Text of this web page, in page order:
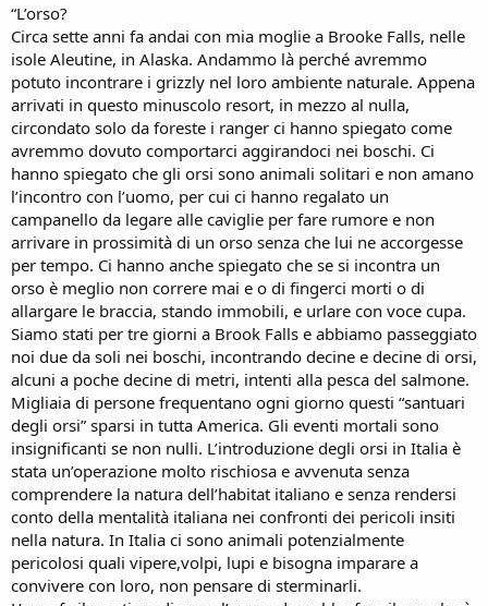
“L’orso?
Circa sette anni fa andai con mia moglie a Brooke Falls, nelle
isole Aleutine, in Alaska. Andammo là perché avremmo
potuto incontrare i grizzly nel loro ambiente naturale. Appena
arrivati in questo minuscolo resort, in mezzo al nulla,
circondato solo da foreste i ranger ci hanno spiegato come
avremmo dovuto comportarci aggirandoci nei boschi. Ci
hanno spiegato che gli orsi sono animali solitari e non amano
l’incontro con l’uomo, per cui ci hanno regalato un
campanello da legare alle caviglie per fare rumore e non
arrivare in prossimità di un orso senza che lui ne accorgesse
per tempo. Ci hanno anche spiegato che se si incontra un
orso è meglio non correre mai e o di fingerci morti o di
allargare le braccia, stando immobili, e urlare con voce cupa.
Siamo stati per tre giorni a Brook Falls e abbiamo passeggiato
noi due da soli nei boschi, incontrando decine e decine di orsi,
alcuni a poche decine di metri, intenti alla pesca del salmone.
Migliaia di persone frequentano ogni giorno questi “santuari
degli orsi” sparsi in tutta America. Gli eventi mortali sono
insignificanti se non nulli. L’introduzione degli orsi in Italia è
stata un’operazione molto rischiosa e avvenuta senza
comprendere la natura dell’habitat italiano e senza rendersi
conto della mentalità italiana nei confronti dei pericoli insiti
nella natura. In Italia ci sono animali potenzialmente
pericolosi quali vipere,volpi, lupi e bisogna imparare a
convivere con loro, non pensare di sterminarli.